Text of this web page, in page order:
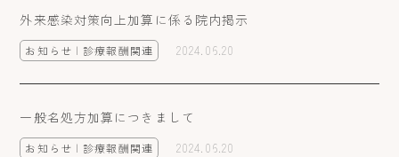
外来感染対策向上加算に係る院内掲示
お知らせ | 診療報酬関連 2024.06.20
一般名処方加算につきまして
お知らせ | 診療報酬関連 2024.06.20